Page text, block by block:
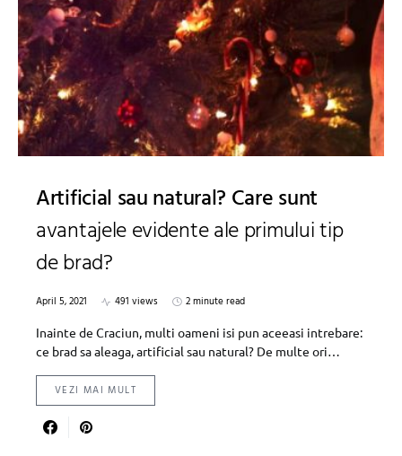
Artificial sau natural? Care sunt
avantajele evidente ale primului tip
de brad?
April 5, 2021 491 views
2 minute read
Inainte de Craciun, multi oameni isi pun aceeasi intrebare:
ce brad sa aleaga, artificial sau natural? De multe ori…
VEZI MAI MULT